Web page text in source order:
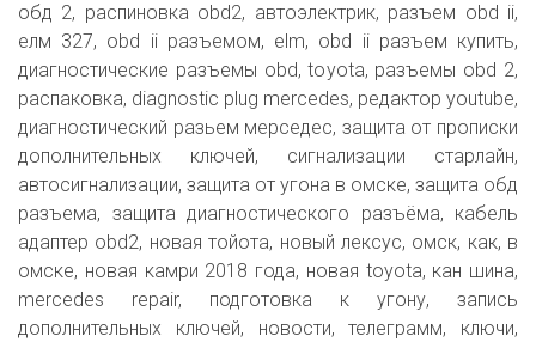
обд 2, распиновка obd2, автоэлектрик, разъем obd ii,
елм 327, obd ii разъемом, elm, obd ii разъем купить,
диагностические разъемы obd, toyota, разъемы obd 2,
распаковка, diagnostic plug mercedes, редактор youtube,
диагностический разьем мерседес, защита от прописки
дополнительных ключей, сигнализации старлайн,
автосигнализации, защита от угона в омске, защита обд
разъема, защита диагностического разъёма, кабель
адаптер obd2, новая тойота, новый лексус, омск, как, в
омске, новая камри 2018 года, новая toyota, кан шина,
mercedes repair, подготовка к угону, запись
дополнительных ключей, новости, телеграмм, ключи,